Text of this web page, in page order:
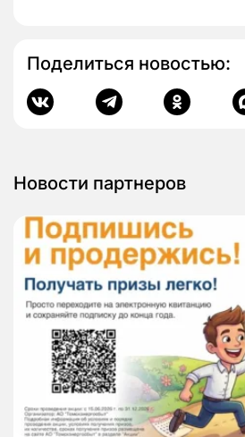
Поделиться новостью:
Новости партнеров